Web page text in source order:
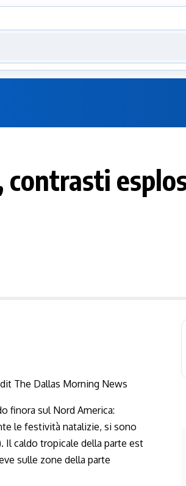
contrasti
finora sul Nord America:
le festività natalizie, si sono
Il caldo tropicale della parte est
sulle zone della parte